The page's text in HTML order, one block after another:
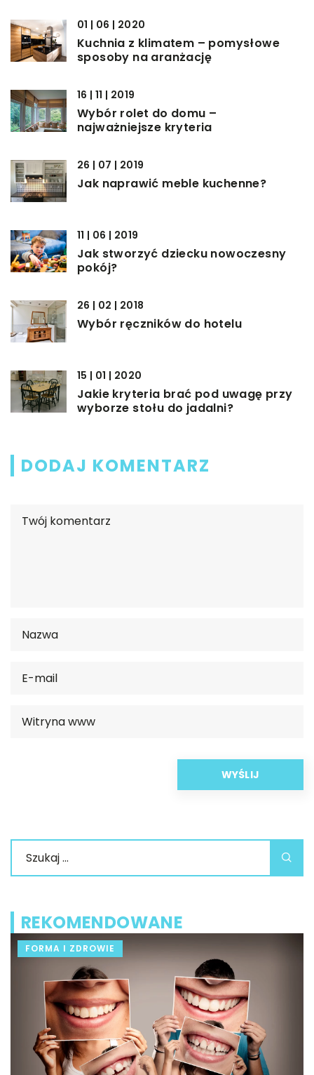
01 | 06 | 2020
Kuchnia z klimatem – pomysłowe
sposoby na aranżację
16 | 11 | 2019
Wybór rolet do domu –
najważniejsze kryteria
26 | 07 | 2019
Jak naprawić meble kuchenne?
11 | 06 | 2019
Jak stworzyć dziecku nowoczesny
pokój?
26 | 02 | 2018
Wybór ręczników do hotelu
15 | 01 | 2020
Jakie kryteria brać pod uwagę przy
wyborze stołu do jadalni?
DODAJ KOMENTARZ
REKOMENDOWANE
FORMA I ZDROWIE